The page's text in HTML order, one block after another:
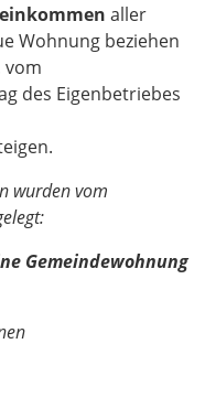
aller
Wohnung beziehen
vom
des Eigenbetriebes
wurden vom
Gemeindewohnung